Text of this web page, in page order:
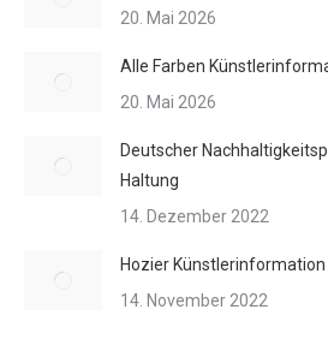
20. Mai 2026
Alle Farben
20. Mai 2026
Deutscher
Haltung
14. Dezember 2022
Hozier Künstlerinformation
14. November 2022